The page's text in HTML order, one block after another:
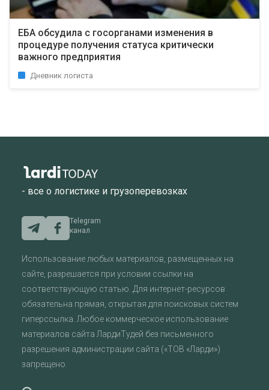
ЕБА обсудила с госорганами изменения в
процедуре получения статуса критически
важного предприятия
Дневник логиста
- все о логистике и грузоперевозках
Telegram
канал
Использование любых материалов, размещенных на
сайте, разрешается при условии ссылки на
соответствующую статью. Для интернет-ресурсов
обязательна прямая, открытая для поисковых систем
гиперссылка. Любое коммерческое использование
материалов сайта ЛардиТудей без письменного
разрешения администрации сайта («ТОВ «Ларди»)
запрещено.